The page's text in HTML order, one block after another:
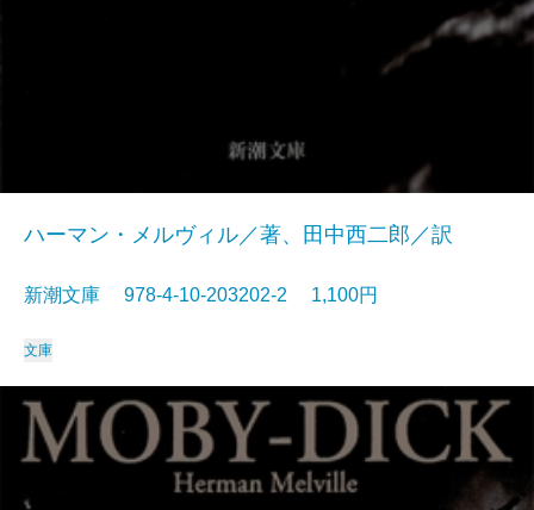
ハーマン・メルヴィル／著、田中西二郎／訳
新潮文庫 978-4-10-203202-2 1,100円
文庫